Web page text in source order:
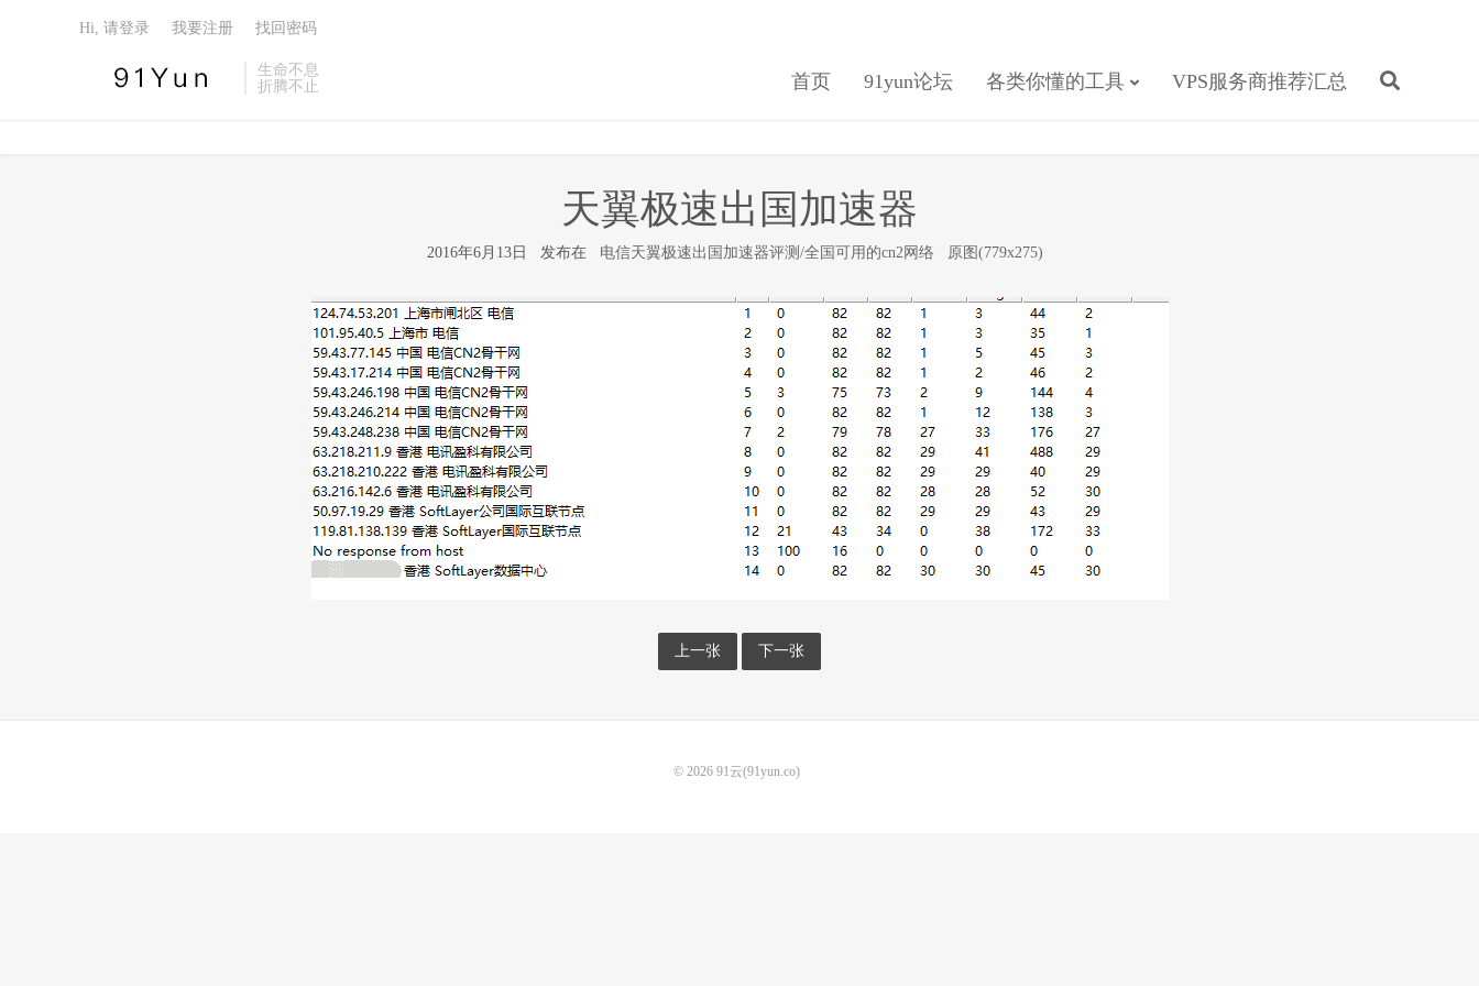
生命不息
折腾不止
首页 91yun论坛 各类你懂的工具 VPS服务商推荐汇总
Hi, 请登录 我要注册 找回密码
天翼极速出国加速器
2016年6月13日 发布在 电信天翼极速出国加速器评测/全国可用的cn2网络 原图(779x275)
上一张 下一张
© 2026 91云(91yun.co)